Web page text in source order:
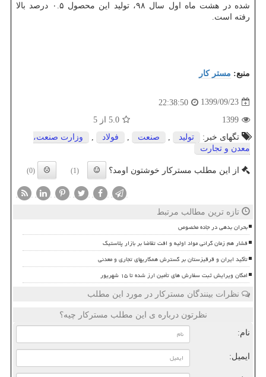
شده در هشت ماه اول سال ۹۸، تولید این محصول ۰.۵ درصد بالا
رفته است.
منبع: مستر كار
1399/09/23
22:38:50
1399
5.0 از 5
تگهای خبر:
تولید , صنعت , فولاد ,
وزارت صنعت،
معدن و تجارت
از این مطلب مسترکار خوشتون اومد؟ (1)
(0)
تازه ترین مطالب مرتبط
بحران بدهی در جاده مخصوص
فشار هم زمان گرانی مواد اولیه و افت تقاضا بر بازار پلاستیک
تأکید ایران و قرقیزستان بر گسترش همکاریهای تجاری و معدنی
امکان ویرایش ثبت سفارش های تأمین ارز شده تا ۱۵ شهریور
نظرات بینندگان مسترکار در مورد این مطلب
نظرتون درباره ی این مطلب مسترکار چیه؟
نام:
ایمیل: